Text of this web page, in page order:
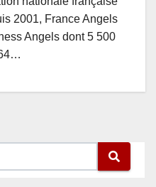
2001, France Angels
Angels dont 5 500